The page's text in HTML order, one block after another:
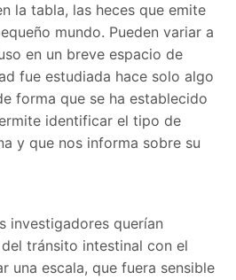
la tabla, las heces que emite
mundo. Pueden variar a
en un breve espacio de
fue estudiada hace solo algo
forma que se ha establecido
identificar el tipo de
y que nos informa sobre su
investigadores querían
tránsito intestinal con el
una escala, que fuera sensible